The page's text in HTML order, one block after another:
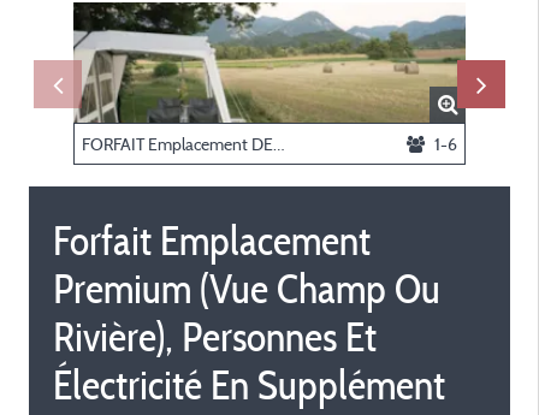
1-6
Forfait Emplacement
Premium (Vue Champ Ou
Rivière), Personnes Et
Électricité En Supplément